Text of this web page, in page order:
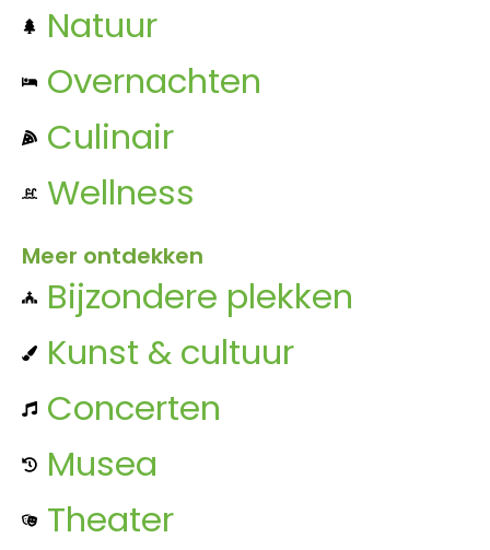
Natuur
Overnachten
Culinair
Wellness
Meer ontdekken
Bijzondere plekken
Kunst & cultuur
Concerten
Musea
Theater